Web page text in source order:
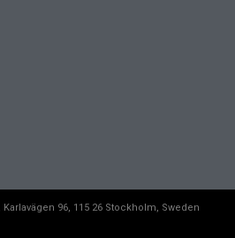
96, 115 26 Stockholm, Sweden